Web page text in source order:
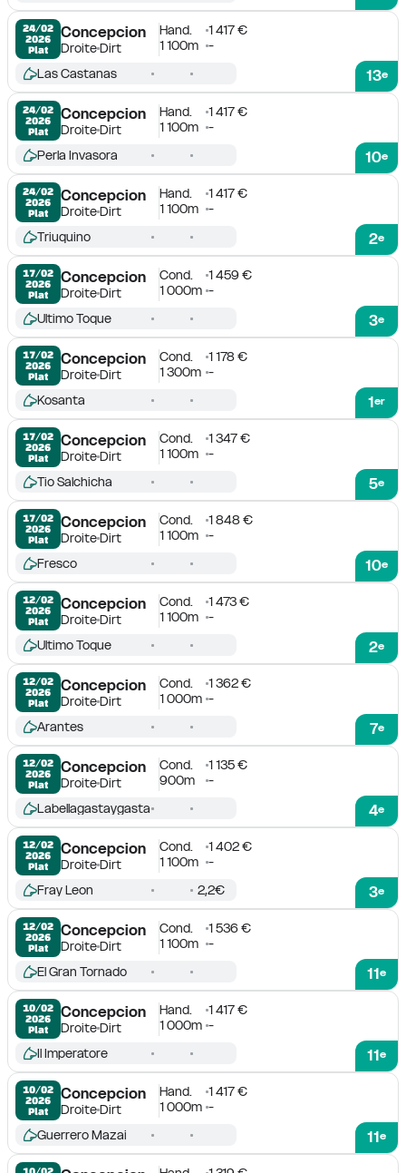
24/02
2026
Plat
Concepcion
DroiteDirt
Hand.
1 417 €
1 100m
-
13e
Las Castanas
24/02
2026
Plat
Concepcion
DroiteDirt
Hand.
1 417 €
1 100m
-
10e
Perla Invasora
24/02
2026
Plat
Concepcion
DroiteDirt
Hand.
1 417 €
1 100m
-
2e
Triuquino
17/02
2026
Plat
Concepcion
DroiteDirt
Cond.
1 459 €
1 000m -
3e
Ultimo Toque
17/02
2026
Plat
Concepcion
DroiteDirt
Cond.
1 178 €
1 300m -
1er
Kosanta
17/02
2026
Plat
Concepcion
DroiteDirt
Cond.
1 347 €
1 100m
-
5e
Tio Salchicha
17/02
2026
Plat
Concepcion
DroiteDirt
Cond.
1 848 €
1 100m
-
10e
Fresco
12/02
2026
Plat
Concepcion
DroiteDirt
Cond.
1 473 €
1 100m
-
2e
Ultimo Toque
12/02
2026
Plat
Concepcion
DroiteDirt
Cond.
1 362 €
1 000m -
7e
Arantes
12/02
2026
Plat
Concepcion
DroiteDirt
Cond.
1 135 €
900m
-
4e
Labellagastaygasta
12/02
2026
Plat
Concepcion
DroiteDirt
Cond.
1 402 €
1 100m
-
3e
Fray Leon 2,2€
12/02
2026
Plat
Concepcion
DroiteDirt
Cond.
1 536 €
1 100m
-
11e
El Gran Tornado
10/02
2026
Plat
Concepcion
DroiteDirt
Hand.
1 417 €
1 000m -
11e
Il Imperatore
10/02
2026
Plat
Concepcion
DroiteDirt
Hand.
1 417 €
1 000m -
11e
Guerrero Mazai